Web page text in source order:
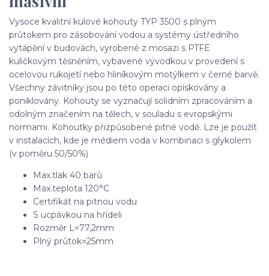
Vysoce kvalitní kulové kohouty TYP 3500 s plným
průtokem pro zásobování vodou a systémy ústředního
vytápění v budovách, vyrobené z mosazi s PTFE
kuličkovým těsněním, vybavené vývodkou v provedení s
ocelovou rukojetí nebo hliníkovým motýlkem v černé barvě.
Všechny závitníky jsou po této operaci opískovány a
poniklovány. Kohouty se vyznačují solidním zpracováním a
odolným značením na tělech, v souladu s evropskými
normami. Kohoutky přizpůsobené pitné vodě. Lze je použít
v instalacích, kde je médiem voda v kombinaci s glykolem
(v poměru 50/50%)
Max.tlak 40 barů
Max.teplota 120°C
Certifikát na pitnou vodu
S ucpávkou na hřídeli
Rozměr L=77,2mm
Plný průtok=25mm